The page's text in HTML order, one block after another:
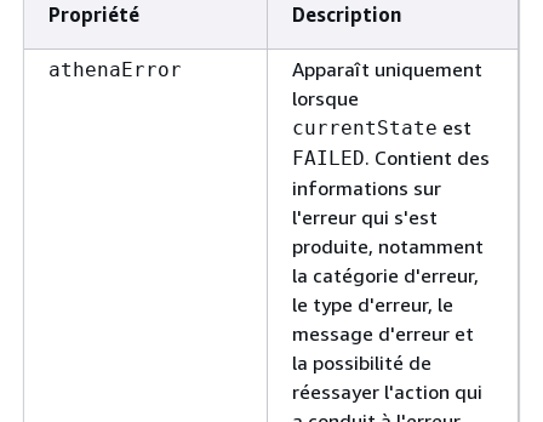
Propriété Description
athenaError
Apparaît uniquement
lorsque
currentState est
FAILED. Contient des
informations sur
l'erreur qui s'est
produite, notamment
la catégorie d'erreur,
le type d'erreur, le
message d'erreur et
la possibilité de
réessayer l'action qui